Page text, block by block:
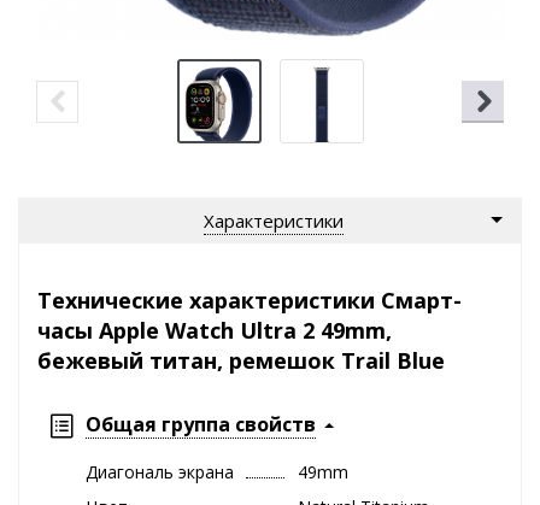
Характеристики
Технические характеристики Смарт-
часы Apple Watch Ultra 2 49mm,
бежевый титан, ремешок Trail Blue
Общая группа свойств
Диагональ экрана
49mm